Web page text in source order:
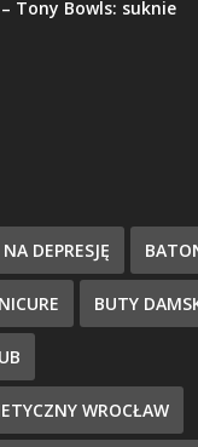
Tony Bowls: suknie
DEPRESJĘ
BUTY
WROCŁAW